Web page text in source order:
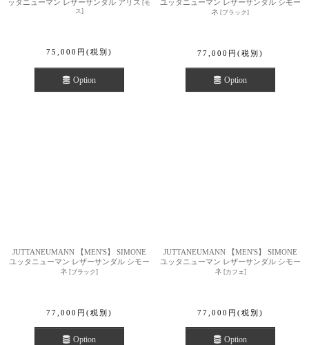
ッタニューマン レザーサンダル アリス [モ
ス]
75,000 円 (税別)
Option
ユッタニューマン レザーサンダル シモー
ネ [ブラック]
77,000 円 (税別)
Option
JUTTANEUMANN 【MEN'S】 SIMONE
ユッタニューマン レザーサンダル シモー
ネ [ブラック]
77,000 円 (税別)
Option
JUTTANEUMANN 【MEN'S】 SIMONE
ユッタニューマン レザーサンダル シモー
ネ [カフェ]
77,000 円 (税別)
Option